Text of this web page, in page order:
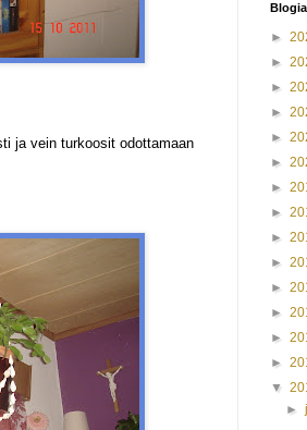
ja vein turkoosit odottamaan
►
►
►
►
►
►
►
►
►
►
►
►
►
►
▼
►